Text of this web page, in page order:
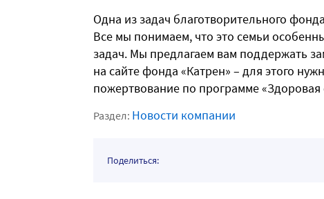
Одна из задач благотворительного
Все мы понимаем, что это семьи
задач. Мы предлагаем вам поддержать
на сайте фонда «Катрен» – для этого
пожертвование по программе «Здоровая
Раздел: Новости компании
Поделиться: